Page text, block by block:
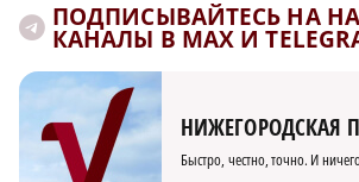
ПОДПИСЫВАЙТЕСЬ НА
КАНАЛЫ В MAX И
НИЖЕГОРОДСКАЯ
Быстро, честно, точно. И